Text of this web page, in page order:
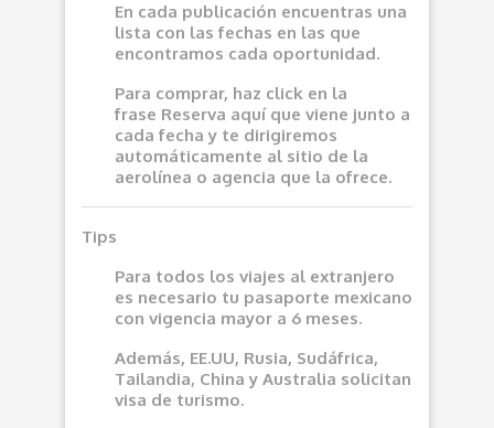
En cada publicación encuentras una
lista con las fechas en las que
encontramos cada oportunidad.
Para comprar, haz click en la
frase Reserva aquí que viene junto a
cada fecha y te dirigiremos
automáticamente al sitio de la
aerolínea o agencia que la ofrece.
Tips
Para todos los viajes al extranjero
es necesario tu pasaporte mexicano
con vigencia mayor a 6 meses.
Además, EE.UU, Rusia, Sudáfrica,
Tailandia, China y Australia solicitan
visa de turismo.